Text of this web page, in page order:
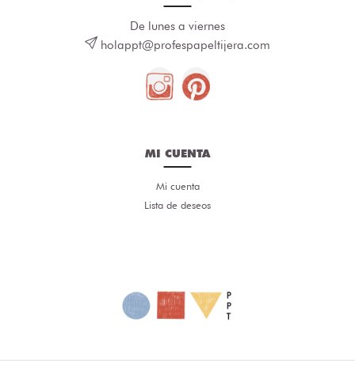
De lunes a viernes
holappt@profespapeltijera.com
MI CUENTA
Mi cuenta
Lista de deseos